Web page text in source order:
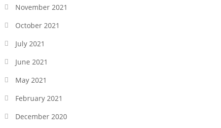
November 2021
October 2021
July 2021
June 2021
May 2021
February 2021
December 2020